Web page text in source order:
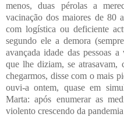
menos, duas pérolas a
vacinação dos maiores de 80
com logística ou deficiente
segundo ele a demora
avançada idade das pessoas
que lhe diziam, se atrasavam,
chegarmos, disse com o mais
ouvi-a ontem, quase em
Marta: após enumerar as
violento crescendo da